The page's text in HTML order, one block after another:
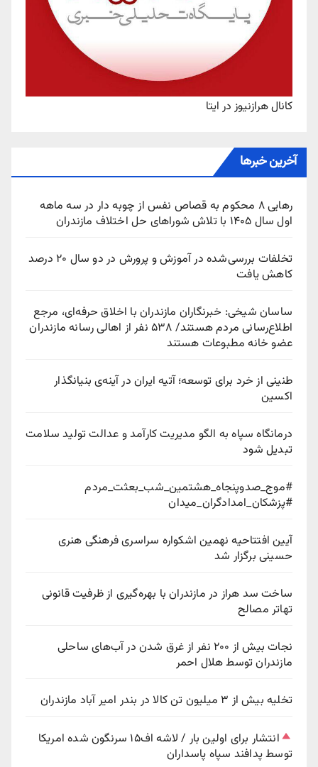
کانال هرازنیوز در ایتا
آخرین خبرها
رهایی ۸ محکوم به قصاص نفس از چوبه‌ دار در سه ماهه
اول سال ۱۴۰۵ با تلاش شوراهای حل اختلاف مازندران
تخلفات بررسی‌شده در آموزش و پرورش در دو سال ۲۰ درصد
کاهش یافت
ساسان شیخی: خبرنگاران مازندران با اخلاق حرفه‌ای، مرجع
اطلاع‌رسانی مردم هستند/ ۵۳۸ نفر از اهالی رسانه مازندران
عضو خانه مطبوعات هستند
طنینی از خرد برای توسعه؛ آتیه ایران در آینه‌ی بنیانگذار
اکسین
درمانگاه سپاه به الگو مدیریت کارآمد و عدالت تولید سلامت
تبدیل شود
#موج_صدوپنجاه_هشتمین_شب_بعثت_مردم
#پزشکان_امدادگران_میدان
آیین افتتاحیه نهمین اشکواره سراسری فرهنگی هنری
حسینی برگزار شد
ساخت سد هراز در مازندران با بهره‌گیری از ظرفیت قانونی
تهاتر مصالح
نجات بیش از ۲۰۰ نفر از غرق شدن در آب‌های ساحلی
مازندران توسط هلال احمر
تخلیه بیش از ۳ میلیون تن کالا در بندر امیر آباد مازندران
انتشار برای اولین بار / لاشه اف۱۵ سرنگون شده امریکا
توسط پدافند سپاه پاسداران